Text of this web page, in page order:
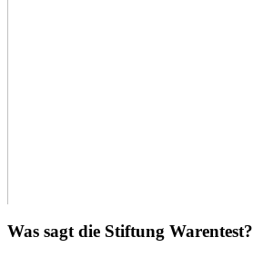
Was sagt die Stiftung Warentest?